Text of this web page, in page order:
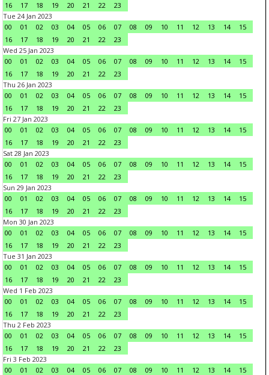
16
17 18 19 20 21 22
23
Tue 24 Jan 2023
00
01 02 03 04 05 06 07 08 09 10 11 12 13 14
15
16
17 18 19 20 21 22
23
Wed 25 Jan 2023
00
01 02 03 04 05 06 07 08 09 10 11 12 13 14
15
16
17 18 19 20 21 22
23
Thu 26 Jan 2023
00
01 02 03 04 05 06 07 08 09 10 11 12 13 14
15
16
17 18 19 20 21 22
23
Fri 27 Jan 2023
00
01 02 03 04 05 06 07 08 09 10 11 12 13 14
15
16
17 18 19 20 21 22
23
Sat 28 Jan 2023
00
01 02 03 04 05 06 07 08 09 10 11 12 13 14
15
16
17 18 19 20 21 22
23
Sun 29 Jan 2023
00
01 02 03 04 05 06 07 08 09 10 11 12 13 14
15
16
17 18 19 20 21 22
23
Mon 30 Jan 2023
00
01 02 03 04 05 06 07 08 09 10 11 12 13 14
15
16
17 18 19 20 21 22
23
Tue 31 Jan 2023
00
01 02 03 04 05 06 07 08 09 10 11 12 13 14
15
16
17 18 19 20 21 22
23
Wed 1 Feb 2023
00
01 02 03 04 05 06 07 08 09 10 11 12 13 14
15
16
17 18 19 20 21 22
23
Thu 2 Feb 2023
00
01 02 03 04 05 06 07 08 09 10 11 12 13 14
15
16
17 18 19 20 21 22
23
Fri 3 Feb 2023
00
01 02 03 04 05 06 07 08 09 10 11 12 13 14
15